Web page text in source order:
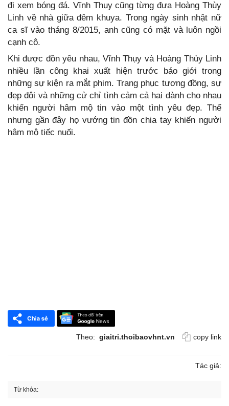
đi xem bóng đá. Vĩnh Thụy cũng từng đưa Hoàng Thùy
Linh về nhà giữa đêm khuya. Trong ngày sinh nhật nữ
ca sĩ vào tháng 8/2015, anh cũng có mặt và luôn ngồi
cạnh cô.
Khi được đồn yêu nhau, Vĩnh Thụy và Hoàng Thùy Linh
nhiều lần công khai xuất hiện trước báo giới trong
những sự kiện ra mắt phim. Trang phục tương đồng, sự
đẹp đôi và những cử chỉ tình cảm cả hai dành cho nhau
khiến người hâm mộ tin vào một tình yêu đẹp. Thế
nhưng gần đây họ vướng tin đồn chia tay khiến người
hâm mộ tiếc nuối.
Theo: giaitri.thoibaovhnt.vn copy link
Tác giả:
Từ khóa: